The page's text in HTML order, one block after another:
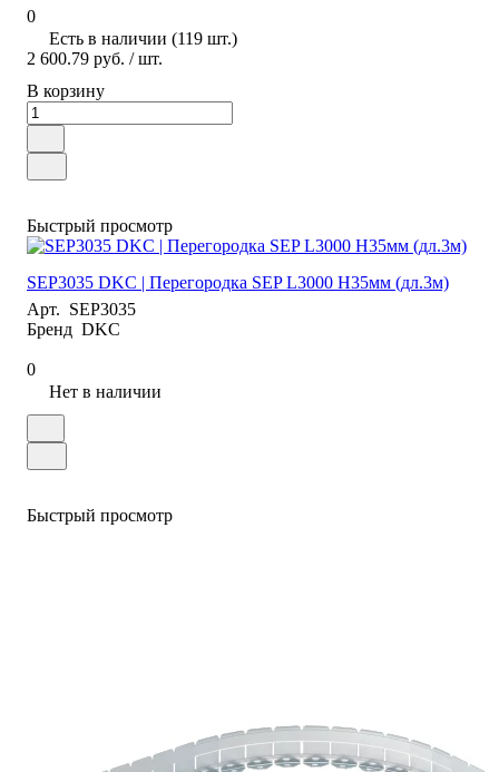
0
Есть в наличии (119 шт.)
2 600.79 руб. / шт.
В корзину
Быстрый просмотр
SEP3035 DKC | Перегородка SEP L3000 Н35мм (дл.3м)
Арт. SEP3035
Бренд DKC
0
Нет в наличии
Быстрый просмотр